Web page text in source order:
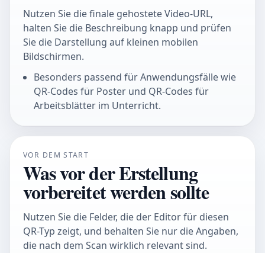
Nutzen Sie die finale gehostete Video-URL,
halten Sie die Beschreibung knapp und prüfen
Sie die Darstellung auf kleinen mobilen
Bildschirmen.
Besonders passend für Anwendungsfälle wie
QR-Codes für Poster und QR-Codes für
Arbeitsblätter im Unterricht.
VOR DEM START
Was vor der Erstellung
vorbereitet werden sollte
Nutzen Sie die Felder, die der Editor für diesen
QR-Typ zeigt, und behalten Sie nur die Angaben,
die nach dem Scan wirklich relevant sind.